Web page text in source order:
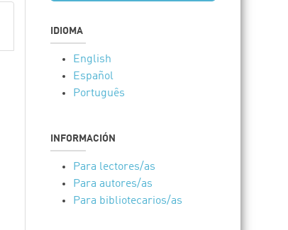
IDIOMA
English
Español
Português
INFORMACIÓN
Para lectores/as
Para autores/as
Para bibliotecarios/as